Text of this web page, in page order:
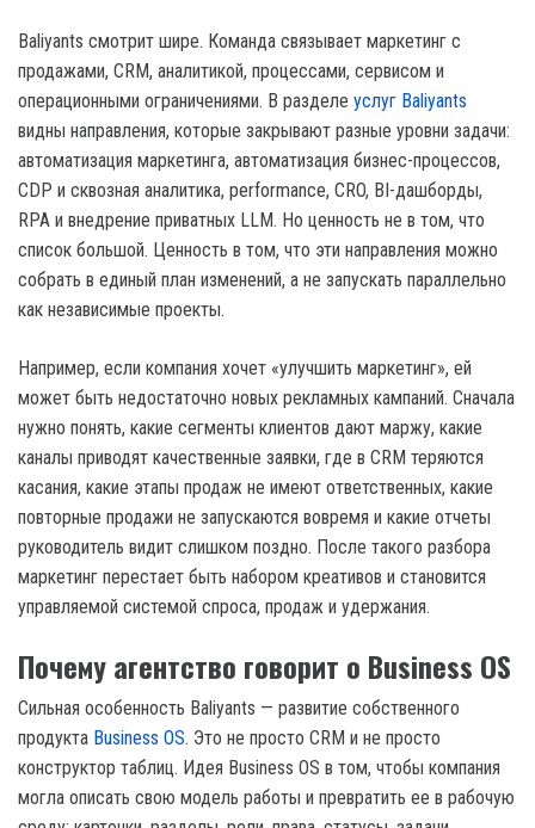
Baliyants смотрит шире. Команда связывает маркетинг с
продажами, CRM, аналитикой, процессами, сервисом и
операционными ограничениями. В разделе услуг Baliyants
видны направления, которые закрывают разные уровни задачи:
автоматизация маркетинга, автоматизация бизнес-процессов,
CDP и сквозная аналитика, performance, CRO, BI-дашборды,
RPA и внедрение приватных LLM. Но ценность не в том, что
список большой. Ценность в том, что эти направления можно
собрать в единый план изменений, а не запускать параллельно
как независимые проекты.
Например, если компания хочет «улучшить маркетинг», ей
может быть недостаточно новых рекламных кампаний. Сначала
нужно понять, какие сегменты клиентов дают маржу, какие
каналы приводят качественные заявки, где в CRM теряются
касания, какие этапы продаж не имеют ответственных, какие
повторные продажи не запускаются вовремя и какие отчеты
руководитель видит слишком поздно. После такого разбора
маркетинг перестает быть набором креативов и становится
управляемой системой спроса, продаж и удержания.
Почему агентство говорит о Business OS
Сильная особенность Baliyants — развитие собственного
продукта Business OS. Это не просто CRM и не просто
конструктор таблиц. Идея Business OS в том, чтобы компания
могла описать свою модель работы и превратить ее в рабочую